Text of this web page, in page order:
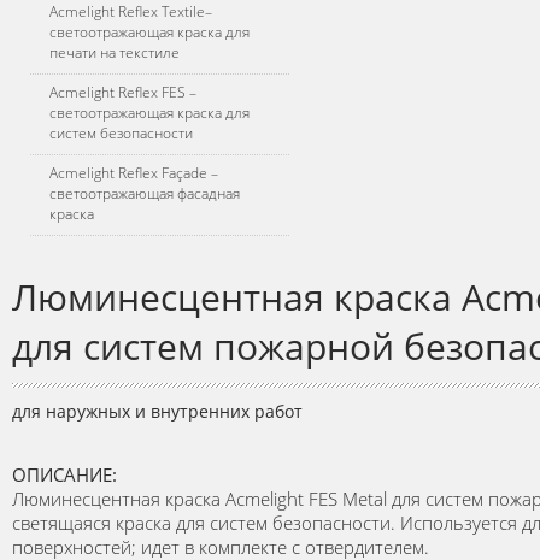
Acmelight Reflex Textile–
светоотражающая краска для
печати на текстиле
Acmelight Reflex FES –
светоотражающая краска для
систем безопасности
Acmelight Reflex Façade –
светоотражающая фасадная
краска
Люминесцентная краска
для систем пожарной
для наружных и внутренних работ
ОПИСАНИЕ:
Люминесцентная краска Acmelight FES Metal для систем
светящаяся краска для систем безопасности. Используется
поверхностей; идет в комплекте с отвердителем.